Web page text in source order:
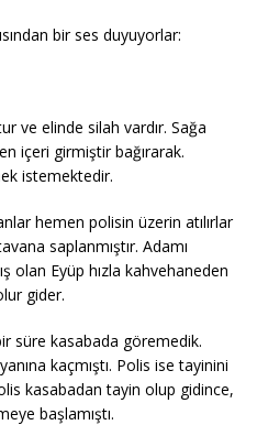
bir ses duyuyorlar:
ve elinde silah vardır. Sağa
içeri girmiştir bağırarak.
istemektedir.
hemen polisin üzerin atılırlar
saplanmıştır. Adamı
olan Eyüp hızla kahvehaneden
gider.
süre kasabada göremedik.
kaçmıştı. Polis ise tayinini
kasabadan tayin olup gidince,
başlamıştı.